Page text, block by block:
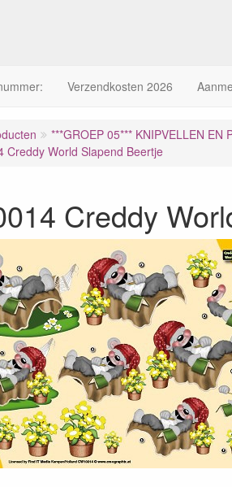
Verzendkosten 2026
***GROEP 05*** KNIPVELLEN EN
Creddy World Slapend Beertje
Creddy